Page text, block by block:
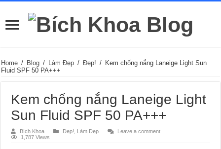
Home / Blog / Làm Đẹp / Đẹp! / Kem chống nắng Laneige Light Sun
Fluid SPF 50 PA+++
Kem chống nắng Laneige Light
Sun Fluid SPF 50 PA+++
Bích Khoa Đẹp! Làm Đẹp
Leave a comment
1,787 Views